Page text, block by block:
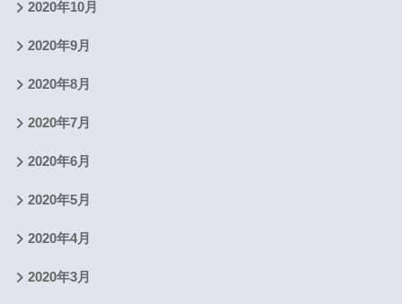
2020年10月
2020年9月
2020年8月
2020年7月
2020年6月
2020年5月
2020年4月
2020年3月